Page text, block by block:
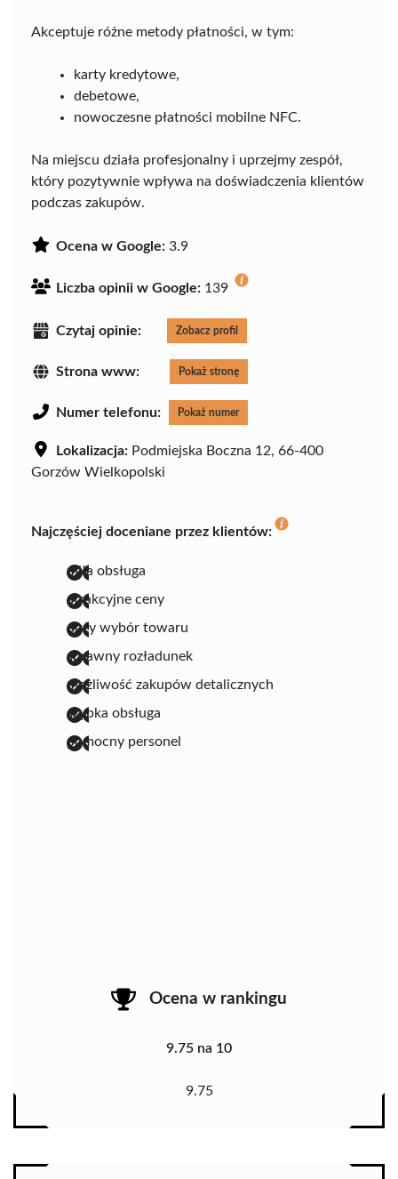
Akceptuje różne metody płatności, w tym:
karty kredytowe,
debetowe,
nowoczesne płatności mobilne NFC.
Na miejscu działa profesjonalny i uprzejmy zespół,
który pozytywnie wpływa na doświadczenia klientów
podczas zakupów.
Ocena w Google: 3.9
Liczba opinii w Google: 139
Czytaj opinie: Zobacz profil
Strona www: Pokaż stronę
Numer telefonu: Pokaż numer
Lokalizacja: Podmiejska Boczna 12, 66-400
Gorzów Wielkopolski
Najczęściej doceniane przez klientów:
miła obsługa
atrakcyjne ceny
duży wybór towaru
sprawny rozładunek
możliwość zakupów detalicznych
szybka obsługa
pomocny personel
Ocena w rankingu
9.75 na 10
9.75